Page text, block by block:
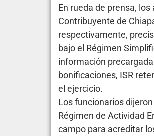
En rueda de prensa,
Contribuyente de
respectivamente,
bajo el Régimen
información
bonificaciones, ISR
el ejercicio.
Los funcionarios
Régimen de Actividad
campo para acreditar